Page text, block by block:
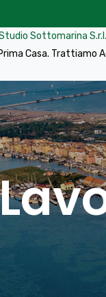
Sottomarina
Casa. Trattiamo